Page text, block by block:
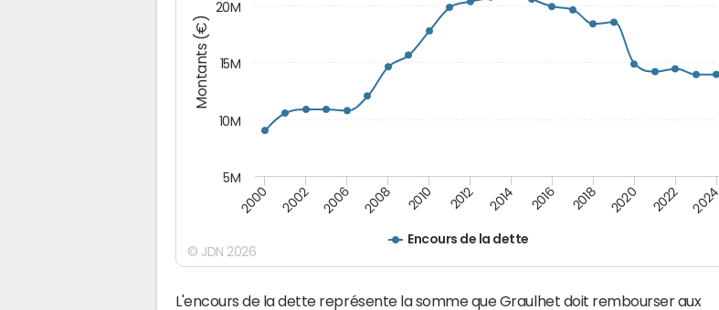
Montants (€)
Encours de la dette
2000 2002 2006 2008 2010 2012 2014 2016 2018 2020 2022 2024
10M
15M
20M
5M
© JDN 2026
L'encours de la dette représente la somme que Graulhet doit rembourser aux